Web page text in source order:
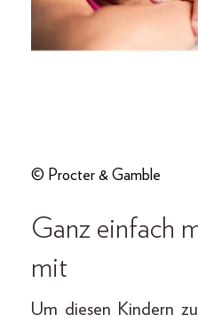
© Procter & Gamble
Ganz einfach
mit
Um diesen Kindern